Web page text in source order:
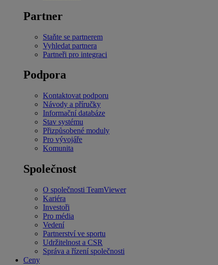
Partner
Staňte se partnerem
Vyhledat partnera
Partneři pro integraci
Podpora
Kontaktovat podporu
Návody a příručky
Informační databáze
Stav systému
Přizpůsobené moduly
Pro vývojáře
Komunita
Společnost
O společnosti TeamViewer
Kariéra
Investoři
Pro média
Vedení
Partnerství ve sportu
Udržitelnost a CSR
Správa a řízení společnosti
Ceny